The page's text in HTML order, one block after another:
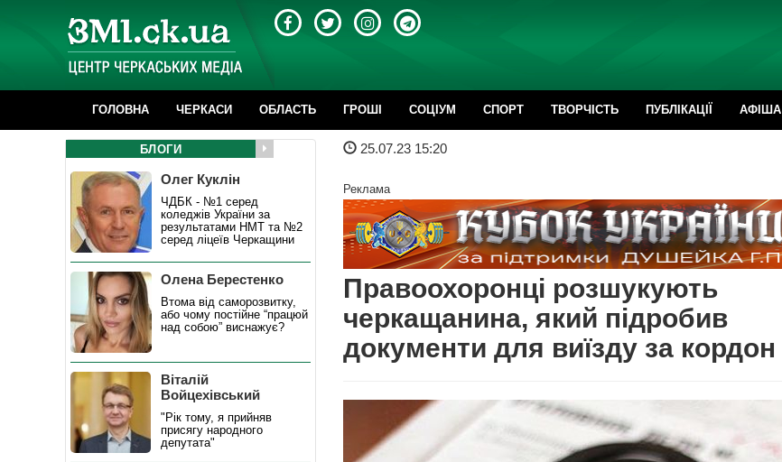
ГОЛОВНА ЧЕРКАСИ ОБЛАСТЬ ГРОШІ CОЦІУМ СПОРТ ТВОРЧІСТЬ ПУБЛІКАЦІЇ АФІША
25.07.23 15:20
Реклама
Правоохоронці розшукують
черкащанина, який підробив
документи для виїзду за кордон
БЛОГИ
Олег Куклін
ЧДБК - №1 серед
коледжів України за
результатами НМТ та №2
серед ліцеїв Черкащини
Олена Берестенко
Втома від саморозвитку,
або чому постійне “працюй
над собою” виснажує?
Віталій
Войцехівський
"Рік тому, я прийняв
присягу народного
депутата"